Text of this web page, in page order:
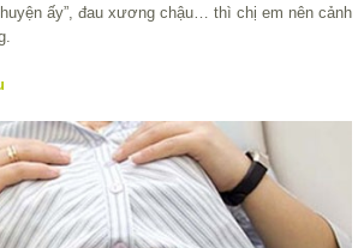
ấy”, đau xương chậu… thì chị em nên cảnh